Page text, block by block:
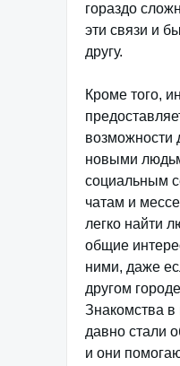
гораздо
эти связи и
другу.
Кроме того,
возможности
новыми
социальным
чатам и
легко найти
общие
ними, даже
другом
Знакомства в
давно стали
и они